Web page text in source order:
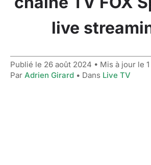
live
Publié le 26 août 2024 • Mis à jour le
Par Adrien Girard • Dans Live TV